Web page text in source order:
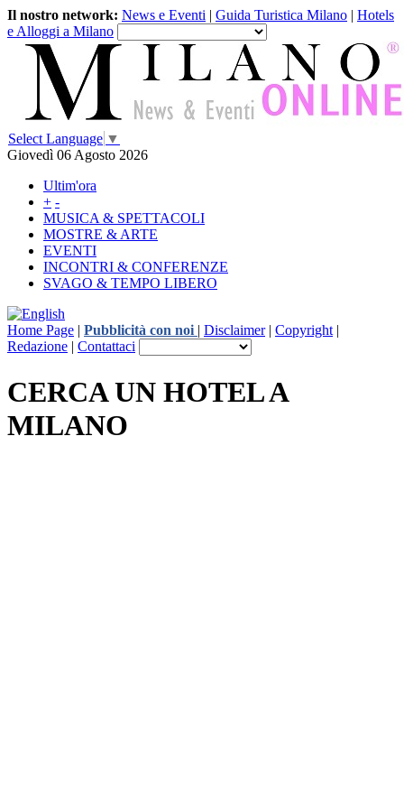
Il nostro network: News e Eventi | Guida Turistica Milano | Hotels
e Alloggi a Milano
Select Language ▼
Giovedì 06 Agosto 2026
Ultim'ora
+ -
MUSICA & SPETTACOLI
MOSTRE & ARTE
EVENTI
INCONTRI & CONFERENZE
SVAGO & TEMPO LIBERO
Home Page | Pubblicità con noi | Disclaimer| Copyright |
Redazione | Contattaci
CERCA UN HOTEL A
MILANO